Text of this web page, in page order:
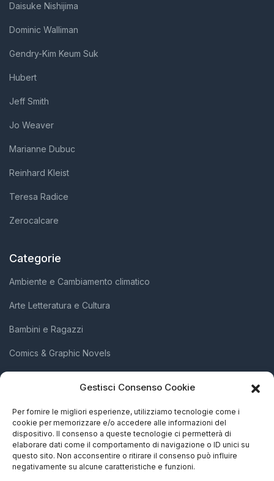
Gestisci Consenso Cookie
Per fornire le migliori esperienze, utilizziamo tecnologie come i
cookie per memorizzare e/o accedere alle informazioni del
dispositivo. Il consenso a queste tecnologie ci permetterà di
elaborare dati come il comportamento di navigazione o ID unici su
questo sito. Non acconsentire o ritirare il consenso può influire
negativamente su alcune caratteristiche e funzioni.
Daisuke Nishijima
Dominic Walliman
Gendry-Kim Keum Suk
Hubert
Jeff Smith
Jo Weaver
Marianne Dubuc
Reinhard Kleist
Teresa Radice
Zerocalcare
Categorie
Ambiente e Cambiamento climatico
Arte Letteratura e Cultura
Bambini e Ragazzi
Comics & Graphic Novels
Società e Attivismo
Storia Biografie e Memorie